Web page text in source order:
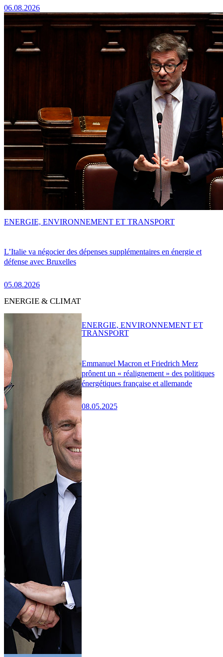
06.08.2026
L’Italie va négocier des dépenses supplémentaires en énergie et
défense avec Bruxelles
05.08.2026
ENERGIE, ENVIRONNEMENT ET TRANSPORT
ENERGIE & CLIMAT
Emmanuel Macron et Friedrich Merz
prônent un « réalignement » des politiques
énergétiques française et allemande
08.05.2025
ENERGIE, ENVIRONNEMENT ET
TRANSPORT